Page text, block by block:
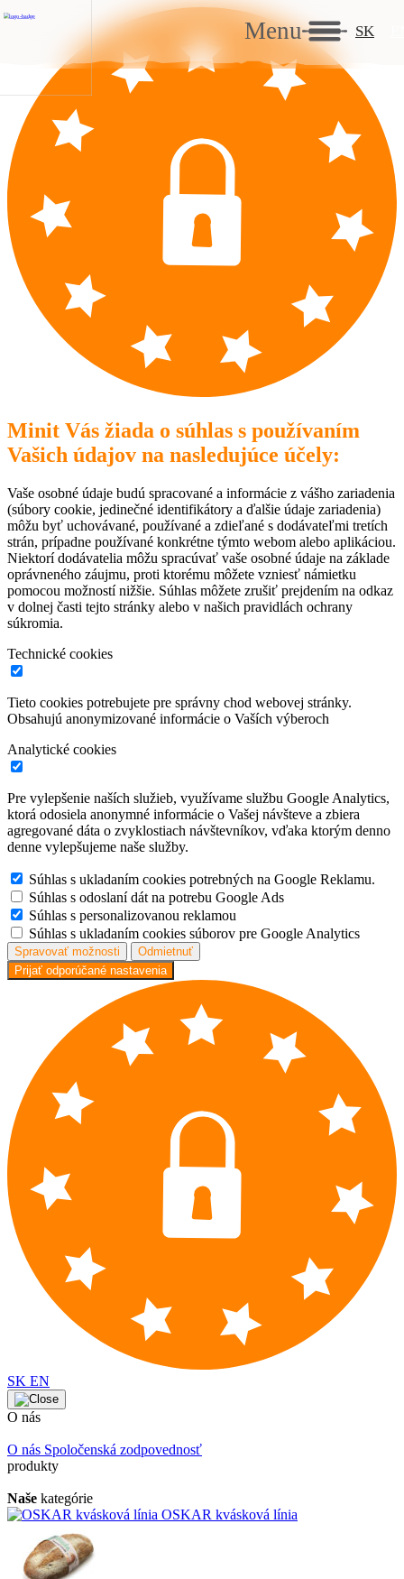
Minit Vás žiada o súhlas s používaním
Vašich údajov na nasledujúce účely:
Vaše osobné údaje budú spracované a informácie z vášho zariadenia
(súbory cookie, jedinečné identifikátory a ďalšie údaje zariadenia)
môžu byť uchovávané, používané a zdieľané s dodávateľmi tretích
strán, prípadne používané konkrétne týmto webom alebo aplikáciou.
Niektorí dodávatelia môžu spracúvať vaše osobné údaje na základe
oprávneného záujmu, proti ktorému môžete vzniesť námietku
pomocou možností nižšie. Súhlas môžete zrušiť prejdením na odkaz
v dolnej časti tejto stránky alebo v našich pravidlách ochrany
súkromia.
Technické cookies
Tieto cookies potrebujete pre správny chod webovej stránky.
Obsahujú anonymizované informácie o Vaších výberoch
Analytické cookies
Pre vylepšenie naších služieb, využívame službu Google Analytics,
ktorá odosiela anonymné informácie o Vašej návšteve a zbiera
agregované dáta o zvyklostiach návštevníkov, vďaka ktorým denno
denne vylepšujeme naše služby.
Súhlas s ukladaním cookies potrebných na Google Reklamu.
Súhlas s odoslaní dát na potrebu Google Ads
Súhlas s personalizovanou reklamou
Súhlas s ukladaním cookies súborov pre Google Analytics
Spravovať možnosti
Odmietnuť
Prijať odporúčané nastavenia
Menu SK
SK EN
O nás
O nás Spoločenská zodpovednosť
produkty
Naše kategórie
OSKAR kvásková línia